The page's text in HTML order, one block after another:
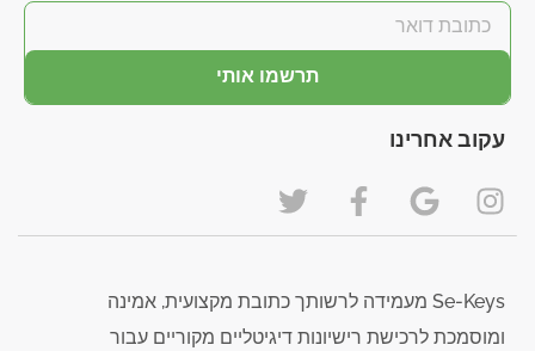
תרשמו אותי
עקוב אחרינו
Se-Keys מעמידה לרשותך כתובת מקצועית, אמינה
ומוסמכת לרכישת רישיונות דיגיטליים מקוריים עבור